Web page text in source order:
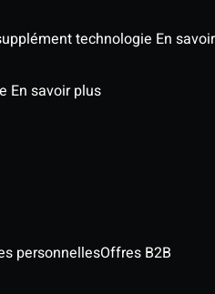
technologie En
En savoir plus
personnellesOffres B2B